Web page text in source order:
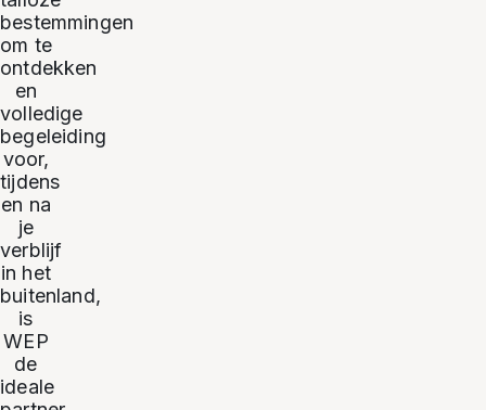
bestemmingen
om te
ontdekken
en
volledige
begeleiding
voor,
tijdens
en na
je
verblijf
in het
buitenland,
is
WEP
de
ideale